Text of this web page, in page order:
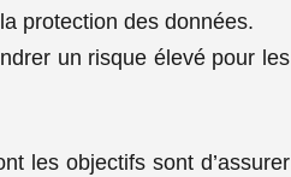
protection des données.
un risque élevé pour les
les objectifs sont d’assurer